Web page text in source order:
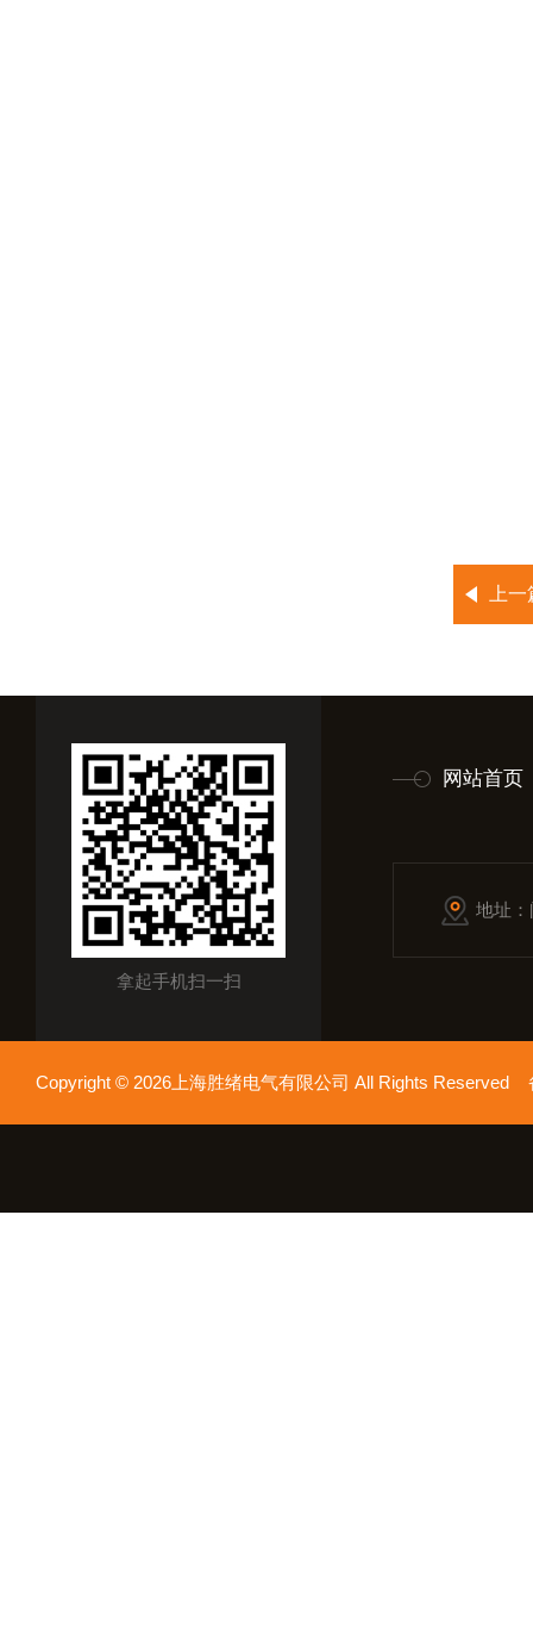
上
拿起手机扫一扫
网站首页
地址
Copyright © 2026上海胜绪电气有限公司 All Rights Reserved